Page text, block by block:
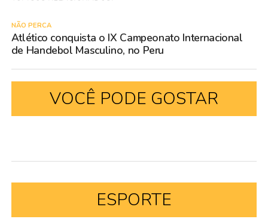
NÃO PERCA
Atlético conquista o IX Campeonato Internacional
de Handebol Masculino, no Peru
VOCÊ PODE GOSTAR
ESPORTE